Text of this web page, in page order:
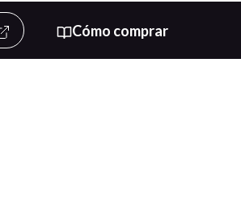
Cómo comprar